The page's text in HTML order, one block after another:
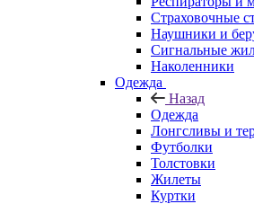
Страховочные
Наушники и
Сигнальные
Наколенники
Одежда
Назад
Одежда
Лонгсливы и
Футболки
Толстовки
Жилеты
Куртки